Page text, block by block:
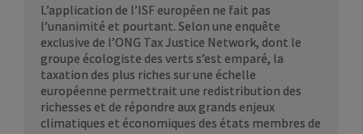
L’application de l’ISF européen ne fait pas
l’unanimité et pourtant. Selon une enquête
exclusive de l’ONG Tax Justice Network, dont le
groupe écologiste des verts s’est emparé, la
taxation des plus riches sur une échelle
européenne permettrait une redistribution des
richesses et de répondre aux grands enjeux
climatiques et économiques des états membres de